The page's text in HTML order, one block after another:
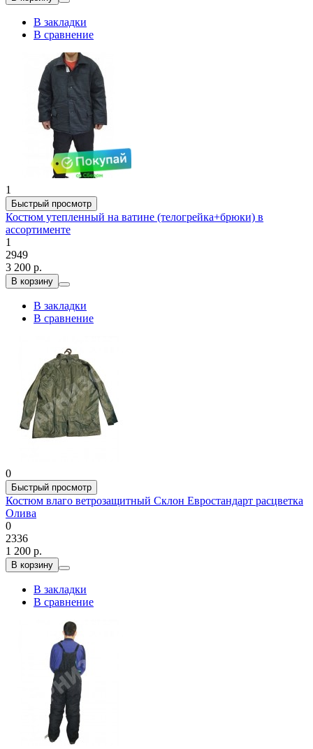
В закладки
В сравнение
1
Быстрый просмотр
Костюм утепленный на ватине (телогрейка+брюки) в
ассортименте
1
2949
3 200 р.
В корзину
В закладки
В сравнение
0
Быстрый просмотр
Костюм влаго ветрозащитный Склон Евростандарт расцветка
Олива
0
2336
1 200 р.
В корзину
В закладки
В сравнение